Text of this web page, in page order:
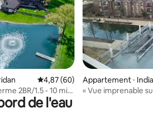
251 commentaires : 4,86 sur 5
Évaluation moyenne sur la base
4,87 (60)
2BR/1.5 - 10 min
Appartement ⋅
entre-ville
« Vue imprenable
de l'eau